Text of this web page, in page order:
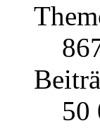
50